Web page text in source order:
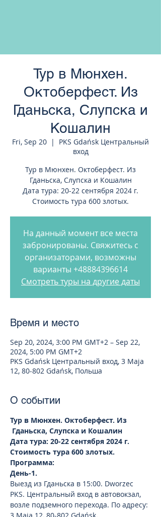
Тур в Мюнхен.
Октоберфест. Из
Гданьска, Слупска и
Кошалин
Fri, Sep 20
  |
PKS Gdańsk Центральный
вход
Тур в Мюнхен. Октоберфест. Из
Гданьска, Слупска и Кошалин
Дата тура: 20-22 сентября 2024 г.
Стоимость тура 600 злотых.
На данный момент все места
забронированы. Свяжитесь с
организаторами, возможны
варианты +48884396614
Смотреть туры на другие даты
Время и место
Sep 20, 2024, 3:00 PM GMT+2 – Sep 22,
2024, 5:00 PM GMT+2
PKS Gdańsk Центральный вход, 3 Maja
12, 80-802 Gdańsk, Польша
О событии
Тур в Мюнхен. Октоберфест. Из
Гданьска, Слупска и Кошалин
Дата тура: 20-22 сентября 2024 г.
Стоимость тура 600 злотых.
Программа:
День-1.
Выезд из Гданьска в 15:00. Dworzec
PKS. Центральный вход в автовокзал,
возле подземного перехода. По адресу: